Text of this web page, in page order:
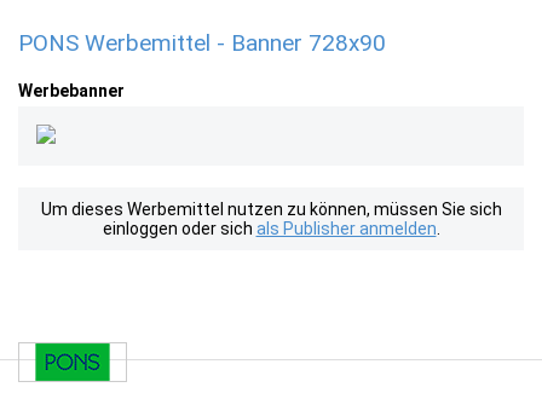
PONS Werbemittel - Banner 728x90
Werbebanner
Um dieses Werbemittel nutzen zu können, müssen Sie sich
einloggen oder sich als Publisher anmelden